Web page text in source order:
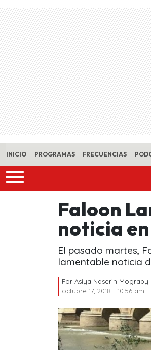
Skip to main content
INICIO PROGRAMAS FRECUENCIAS
Faloon
noticia
El pasado martes,
lamentable noticia
Por Asiya Naserin Mograby
octubre 17, 2018 - 10:56 am